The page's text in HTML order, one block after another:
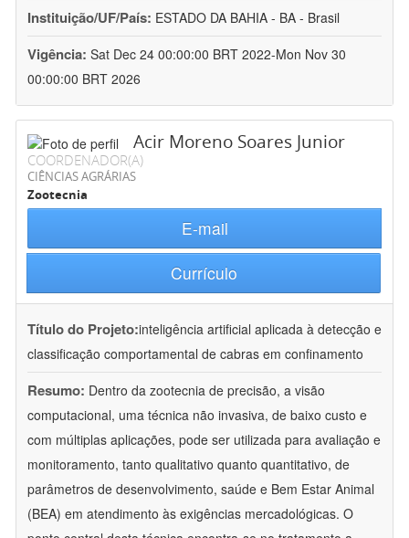
Instituição/UF/País: ESTADO DA BAHIA - BA - Brasil
Vigência: Sat Dec 24 00:00:00 BRT 2022-Mon Nov 30
00:00:00 BRT 2026
Acir Moreno Soares Junior
COORDENADOR(A)
CIÊNCIAS AGRÁRIAS
Zootecnia
E-mail
Currículo
Título do Projeto:inteligência artificial aplicada à detecção e
classificação comportamental de cabras em confinamento
Resumo: Dentro da zootecnia de precisão, a visão
computacional, uma técnica não invasiva, de baixo custo e
com múltiplas aplicações, pode ser utilizada para avaliação e
monitoramento, tanto qualitativo quanto quantitativo, de
parâmetros de desenvolvimento, saúde e Bem Estar Animal
(BEA) em atendimento às exigências mercadológicas. O